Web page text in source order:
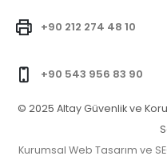
+90 212 274 48 10
+90 543 956 83 90
© 2025 Altay Güvenlik ve
Kurumsal Web Tasarım ve